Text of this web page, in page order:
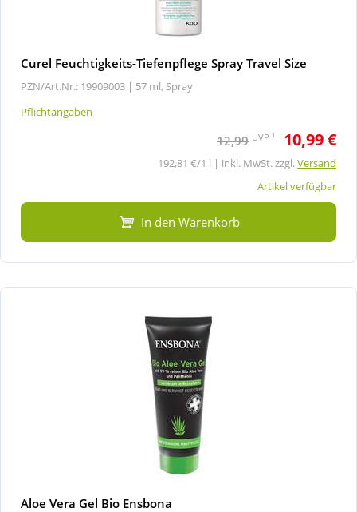
Curel Feuchtigkeits-Tiefenpflege Spray Travel Size
PZN/Art.Nr.: 19909003 | 57 ml, Spray
Pflichtangaben
12,99 UVP 1 10,99 €
192,81 €/1 l | inkl. MwSt. zzgl.Versand
Artikel verfügbar
In den Warenkorb
Aloe Vera Gel Bio Ensbona